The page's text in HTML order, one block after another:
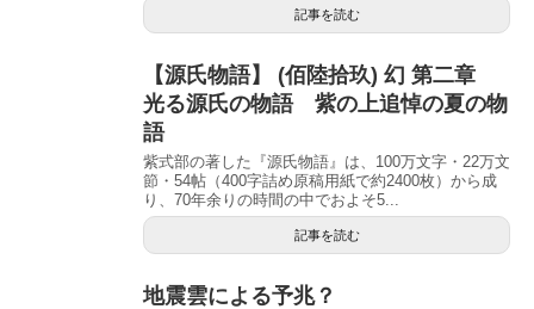
記事を読む
【源氏物語】 (佰陸拾玖) 幻 第二章
光る源氏の物語 紫の上追悼の夏の物
語
紫式部の著した『源氏物語』は、100万文字・22万文
節・54帖（400字詰め原稿用紙で約2400枚）から成
り、70年余りの時間の中でおよそ5...
記事を読む
地震雲による予兆？